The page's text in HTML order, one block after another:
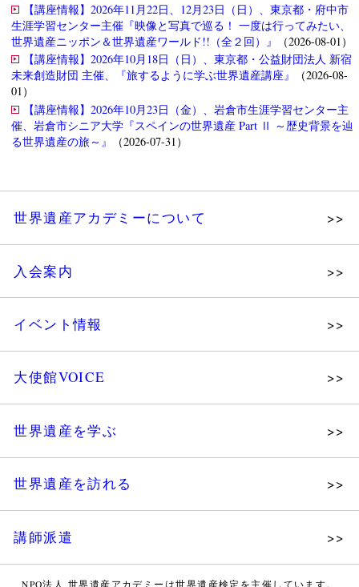
【講座情報】2026年11月22日、12月23日（日）、東京都・府中市
生涯学習センター主催『映像と写真で巡る！ 一度は行ってみたい、
世界遺産ニッポン＆世界遺産ワールド!!（全２回）』
（2026-08-01）
【講座情報】2026年10月18日（日）、東京都・公益財団法人 新宿
未来創造財団 主催、『旅するように学ぶ世界遺産講座』
（2026-08-
01）
【講座情報】2026年10月23日（金）、岩倉市生涯学習センター主
催、岩倉市シニア大学『スペインの世界遺産 Part Ⅱ ～歴史背景を辿
る世界遺産の旅～』
（2026-07-31）
世界遺産アカデミーについて
組織図・役員
法人会員・協賛団体／公認団体
入会案内
イベント情報
展示会
ツアー情報
大使館VOICE
世界遺産を学ぶ
世界遺産検定 公式HP
世界遺産を訪れる
講師派遣
WHA認定講師について
NPO法人 世界遺産アカデミーは世界遺産検定を主催しています。